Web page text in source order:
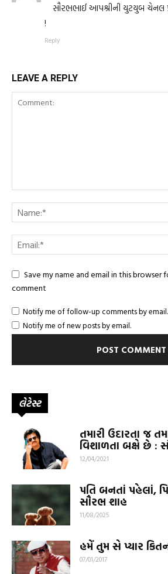
સૌરભભાઈ આપશ્રીની યુટયુબ ચેનલ
!
Reply
LEAVE A REPLY
Save my name and email in this
comment
Notify me of follow-up comments by email.
Notify me of new posts by email.
લેટેસ્ટ
તમારી ઉદારતા જ
વિશાળતા બક્ષે છે :
12/04/2021
પતિ બનતાં પહેલાં,
સૌરભ શાહ
11/08/2025
હમેં તુમ સે પ્યાર
07/01/2017